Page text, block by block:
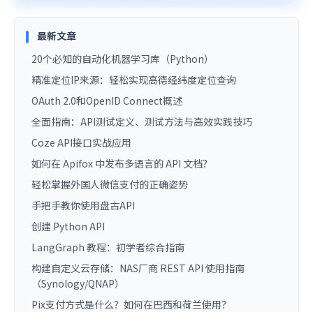
最新文章
20个必知的自动化机器学习库（Python）
精准定位IP来源：轻松实现高德经纬度定位查询
OAuth 2.0和OpenID Connect概述
全面指南：API测试定义、测试方法与高效实践技巧
Coze API接口实战应用
如何在 Apifox 中发布多语言的 API 文档？
轻松掌握外国人微信支付的正确姿势
手把手教你使用盘古API
创建 Python API
LangGraph 教程：初学者综合指南
构建自定义云存储：NAS厂商 REST API 使用指南
（Synology/QNAP）
Pix支付方式是什么？如何在巴西和荷兰使用？